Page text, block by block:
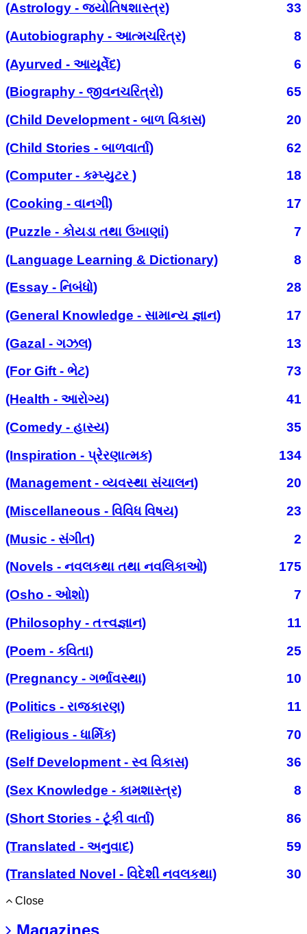
(Astrology - જ્યોતિષશાસ્ત્ર)
33
(Autobiography - આત્મચરિત્ર)
8
(Ayurved - આયૂર્વેદ)
6
(Biography - જીવનચરિત્રો)
65
(Child Development - બાળ વિકાસ)
20
(Child Stories - બાળવાર્તા)
62
(Computer - કમ્પ્યુટર )
18
(Cooking - વાનગી)
17
(Puzzle - કોયડા તથા ઉખાણાં)
7
(Language Learning & Dictionary)
8
(Essay - નિબંધો)
28
(General Knowledge - સામાન્ય જ્ઞાન)
17
(Gazal - ગઝલ)
13
(For Gift - ભેટ)
73
(Health - આરોગ્ય)
41
(Comedy - હાસ્ય)
35
(Inspiration - પ્રેરણાત્મક)
134
(Management - વ્યવસ્થા સંચાલન)
20
(Miscellaneous - વિવિધ વિષય)
23
(Music - સંગીત)
2
(Novels - નવલકથા તથા નવલિકાઓ)
175
(Osho - ઓશો)
7
(Philosophy - તત્ત્વજ્ઞાન)
11
(Poem - કવિતા)
25
(Pregnancy - ગર્ભાવસ્થા)
10
(Politics - રાજકારણ)
11
(Religious - ધાર્મિક)
70
(Self Development - સ્વ વિકાસ)
36
(Sex Knowledge - કામશાસ્ત્ર)
8
(Short Stories - ટૂંકી વાર્તા)
86
(Translated - અનુવાદ)
59
(Translated Novel - વિદેશી નવલકથા)
30
Close
Magazines